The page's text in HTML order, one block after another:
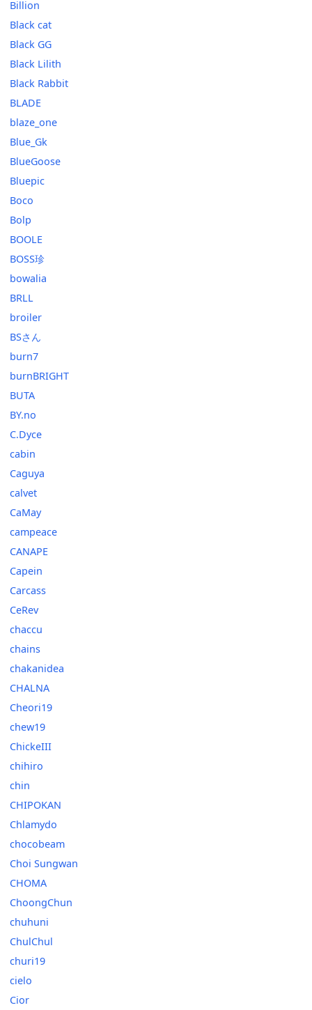
Billion
Black cat
Black GG
Black Lilith
Black Rabbit
BLADE
blaze_one
Blue_Gk
BlueGoose
Bluepic
Boco
Bolp
BOOLE
BOSS珍
bowalia
BRLL
broiler
BSさん
burn7
burnBRIGHT
BUTA
BY.no
C.Dyce
cabin
Caguya
calvet
CaMay
campeace
CANAPE
Capein
Carcass
CeRev
chaccu
chains
chakanidea
CHALNA
Cheori19
chew19
ChickeIII
chihiro
chin
CHIPOKAN
Chlamydo
chocobeam
Choi Sungwan
CHOMA
ChoongChun
chuhuni
ChulChul
churi19
cielo
Cior